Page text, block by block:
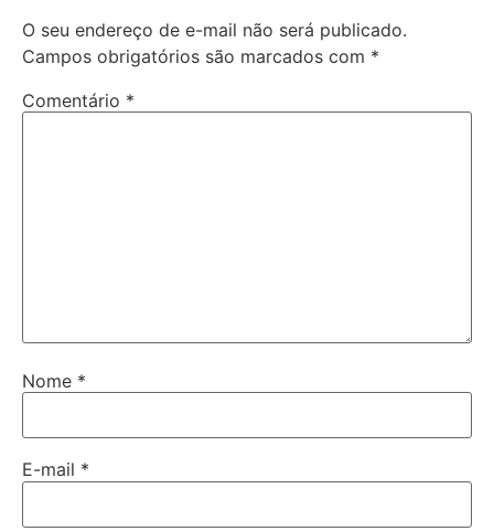
O seu endereço de e-mail não será publicado.
Campos obrigatórios são marcados com *
Comentário *
Nome *
E-mail *